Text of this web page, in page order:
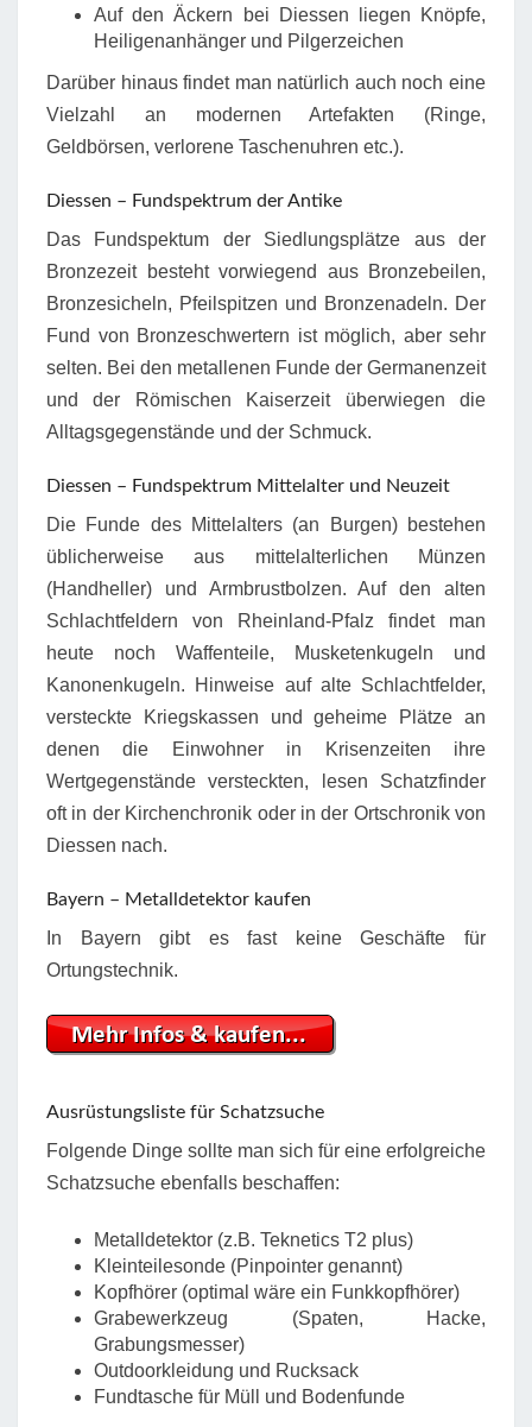
Auf den Äckern bei Diessen liegen Knöpfe,
Heiligenanhänger und Pilgerzeichen
Darüber hinaus findet man natürlich auch noch eine
Vielzahl an modernen Artefakten (Ringe,
Geldbörsen, verlorene Taschenuhren etc.).
Diessen – Fundspektrum der Antike
Das Fundspektum der Siedlungsplätze aus der
Bronzezeit besteht vorwiegend aus Bronzebeilen,
Bronzesicheln, Pfeilspitzen und Bronzenadeln. Der
Fund von Bronzeschwertern ist möglich, aber sehr
selten. Bei den metallenen Funde der Germanenzeit
und der Römischen Kaiserzeit überwiegen die
Alltagsgegenstände und der Schmuck.
Diessen – Fundspektrum Mittelalter und Neuzeit
Die Funde des Mittelalters (an Burgen) bestehen
üblicherweise aus mittelalterlichen Münzen
(Handheller) und Armbrustbolzen. Auf den alten
Schlachtfeldern von Rheinland-Pfalz findet man
heute noch Waffenteile, Musketenkugeln und
Kanonenkugeln. Hinweise auf alte Schlachtfelder,
versteckte Kriegskassen und geheime Plätze an
denen die Einwohner in Krisenzeiten ihre
Wertgegenstände versteckten, lesen Schatzfinder
oft in der Kirchenchronik oder in der Ortschronik von
Diessen nach.
Bayern – Metalldetektor kaufen
In Bayern gibt es fast keine Geschäfte für
Ortungstechnik.
Ausrüstungsliste für Schatzsuche
Folgende Dinge sollte man sich für eine erfolgreiche
Schatzsuche ebenfalls beschaffen:
Metalldetektor (z.B. Teknetics T2 plus)
Kleinteilesonde (Pinpointer genannt)
Kopfhörer (optimal wäre ein Funkkopfhörer)
Grabewerkzeug (Spaten, Hacke,
Grabungsmesser)
Outdoorkleidung und Rucksack
Fundtasche für Müll und Bodenfunde